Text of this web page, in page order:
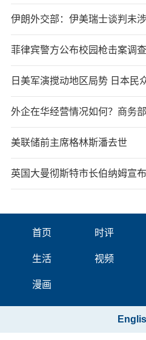
伊朗外交部：伊美瑞士谈判未
菲律宾警方公布校园枪击案调
日美军演搅动地区局势 日本民
外企在华经营情况如何？商务
美联储前主席格林斯潘去世
英国大曼彻斯特市长伯纳姆宣
首页 时评
生活 视频
漫画